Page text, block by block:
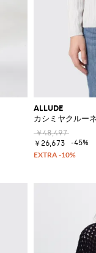
ALLUDE
カシミヤクルー
￥48,497
￥26,673
-45%